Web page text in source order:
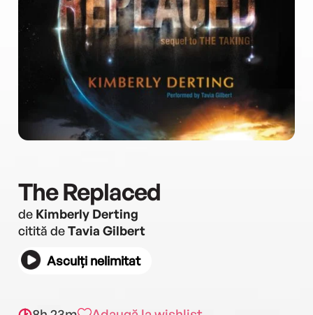
The Replaced
de Kimberly Derting
citită deTavia Gilbert
Asculți nelimitat